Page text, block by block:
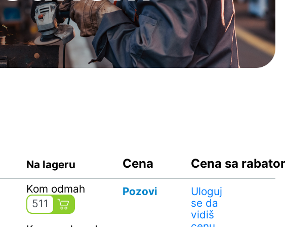
Na lageru Cena Cena sa
Kom odmah
511
Pozovi
Uloguj
se da
vidiš